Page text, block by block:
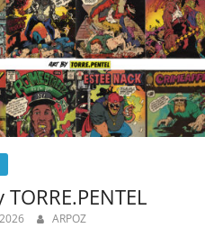
ARPOZ